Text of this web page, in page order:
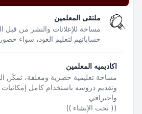
ملتقى المعلمين
مساحة للإعلانات والنشر من قبل
حساباتهم لتعليم العود، سواء
اكاديميه المعلمين
مساحة تعليمية حصرية ومغلقة، تمكّن
وتقديم دروسه باستخدام كامل
واحترافي
(( تحت الإنشاء ))